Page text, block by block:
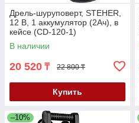
Дрель-шуруповерт, STEHER,
12 В, 1 аккумулятор (2Ач), в
кейсе (CD-120-1)
В наличии
20 520 ₸ 22 800 ₸
Купить
–10%